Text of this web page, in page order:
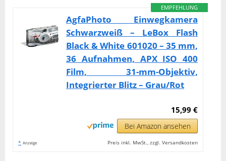
EMPFEHLUNG
AgfaPhoto Einwegkamera
Schwarzweiß – LeBox Flash
Black & White 601020 – 35 mm,
36 Aufnahmen, APX ISO 400
Film, 31-mm-Objektiv,
Integrierter Blitz – Grau/Rot
15,99 €
Bei Amazon ansehen
* Anzeige Preis inkl. MwSt., zzgl. Versandkosten